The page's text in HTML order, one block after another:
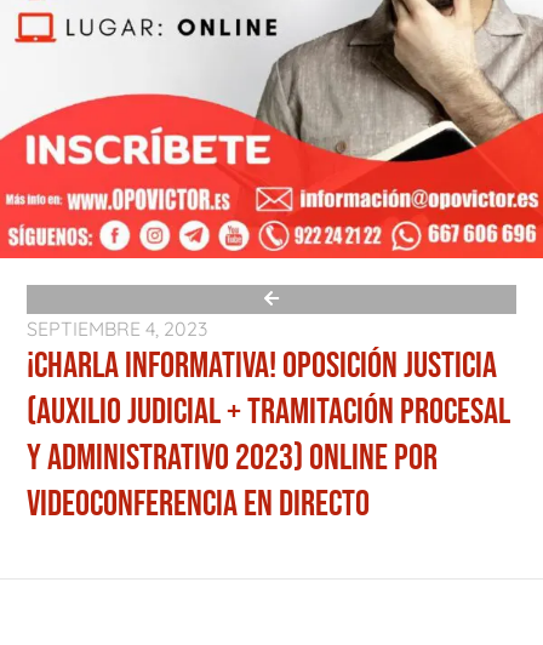
SEPTIEMBRE 4, 2023
¡CHARLA INFORMATIVA! OPOSICIÓN JUSTICIA
(AUXILIO JUDICIAL + TRAMITACIÓN PROCESAL
Y ADMINISTRATIVO 2023) ONLINE POR
VIDEOCONFERENCIA EN DIRECTO